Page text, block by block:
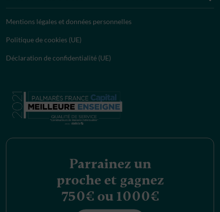
Mentions légales et données personnelles
Politique de cookies (UE)
Déclaration de confidentialité (UE)
Parrainez un
proche et gagnez
750€ ou 1000€